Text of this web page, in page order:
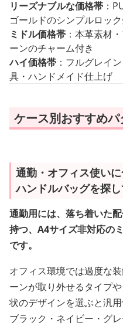
リーズナブルな価格帯 ：
ゴールドのシンプルロッ
ミドル価格帯 ：本革素材
ーンのチャーム付き
ハイ価格帯 ：フルグレイ
具・ハンドメイド仕上げ
ケース別おすすめパ
通勤・オフィス使い
ハンドルバッグを探
通勤用には、落ち着いた
持つ、A4サイズ非対応の
です。
オフィス環境では過度な
ーンが取り外せるタイプ
状のデザインを選ぶと汎用
ブラック・ネイビー・グ